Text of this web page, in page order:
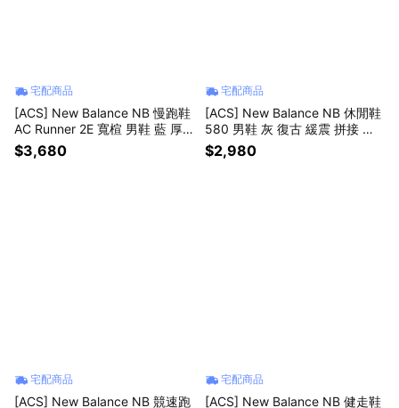
宅配商品
[ACS] New Balance NB 慢跑鞋
AC Runner 2E 寬楦 男鞋 藍 厚
底 緩衝 運動鞋 MACR18PU-2E
$3,680
宅配商品
[ACS] New Balance NB 休閒鞋
580 男鞋 灰 復古 緩震 拼接 紐
巴倫 MT580VA2-D
$2,980
宅配商品
[ACS] New Balance NB 競速跑
宅配商品
[ACS] New Balance NB 健走鞋